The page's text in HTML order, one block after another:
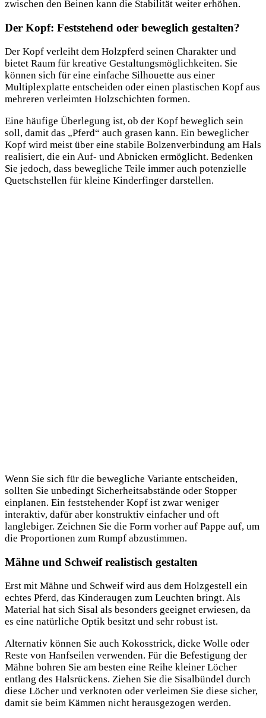
zwischen den Beinen kann die Stabilität weiter erhöhen.
Der Kopf: Feststehend oder beweglich gestalten?
Der Kopf verleiht dem Holzpferd seinen Charakter und
bietet Raum für kreative Gestaltungsmöglichkeiten. Sie
können sich für eine einfache Silhouette aus einer
Multiplexplatte entscheiden oder einen plastischen Kopf aus
mehreren verleimten Holzschichten formen.
Eine häufige Überlegung ist, ob der Kopf beweglich sein
soll, damit das „Pferd“ auch grasen kann. Ein beweglicher
Kopf wird meist über eine stabile Bolzenverbindung am Hals
realisiert, die ein Auf- und Abnicken ermöglicht. Bedenken
Sie jedoch, dass bewegliche Teile immer auch potenzielle
Quetschstellen für kleine Kinderfinger darstellen.
Wenn Sie sich für die bewegliche Variante entscheiden,
sollten Sie unbedingt Sicherheitsabstände oder Stopper
einplanen. Ein feststehender Kopf ist zwar weniger
interaktiv, dafür aber konstruktiv einfacher und oft
langlebiger. Zeichnen Sie die Form vorher auf Pappe auf, um
die Proportionen zum Rumpf abzustimmen.
Mähne und Schweif realistisch gestalten
Erst mit Mähne und Schweif wird aus dem Holzgestell ein
echtes Pferd, das Kinderaugen zum Leuchten bringt. Als
Material hat sich Sisal als besonders geeignet erwiesen, da
es eine natürliche Optik besitzt und sehr robust ist.
Alternativ können Sie auch Kokosstrick, dicke Wolle oder
Reste von Hanfseilen verwenden. Für die Befestigung der
Mähne bohren Sie am besten eine Reihe kleiner Löcher
entlang des Halsrückens. Ziehen Sie die Sisalbündel durch
diese Löcher und verknoten oder verleimen Sie diese sicher,
damit sie beim Kämmen nicht herausgezogen werden.